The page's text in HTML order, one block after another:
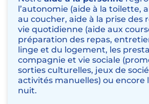
l’autonomie (aide à la toilette,
au coucher, aide à la prise des
vie quotidienne (aide aux
préparation des repas,
linge et du logement, les
compagnie et vie sociale (
sorties culturelles, jeux de
activités manuelles) ou encore
nuit.